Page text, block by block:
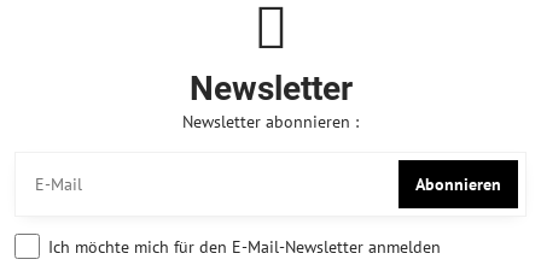
Newsletter
Newsletter abonnieren :
Abonnieren
Ich möchte mich für den E-Mail-Newsletter anmelden